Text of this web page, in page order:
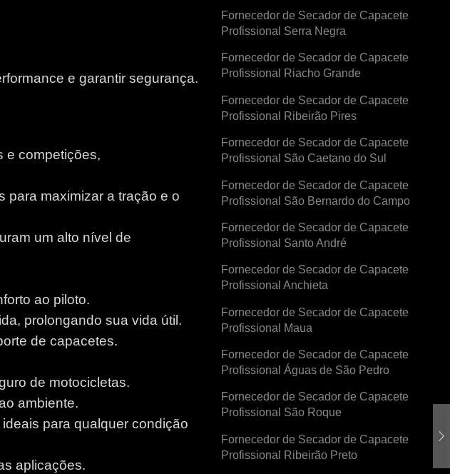
e garantir segurança.
e competições,
para maximizar a tração e o
um alto nível de
ao piloto.
prolongando sua vida útil.
de capacetes.
de motocicletas.
ambiente.
para qualquer condição
aplicações.
Fornecedor de Secador de Capacete
Profissional Serra Negra
Fornecedor de Secador de Capacete
Profissional Riacho Grande
Fornecedor de Secador de Capacete
Profissional Ribeirão Pires
Fornecedor de Secador de Capacete
Profissional São Caetano do Sul
Fornecedor de Secador de Capacete
Profissional São Bernardo do Campo
Fornecedor de Secador de Capacete
Profissional Santo André
Fornecedor de Secador de Capacete
Profissional Anchieta
Fornecedor de Secador de Capacete
Profissional Maua
Fornecedor de Secador de Capacete
Profissional Águas de São Pedro
Fornecedor de Secador de Capacete
Profissional São Roque
Fornecedor de Secador de Capacete
Profissional Ribeirão Preto